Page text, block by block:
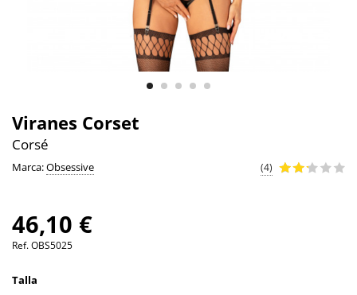
Viranes Corset
Corsé
Marca:Obsessive (4)
46,10 €
Ref.OBS5025
Talla